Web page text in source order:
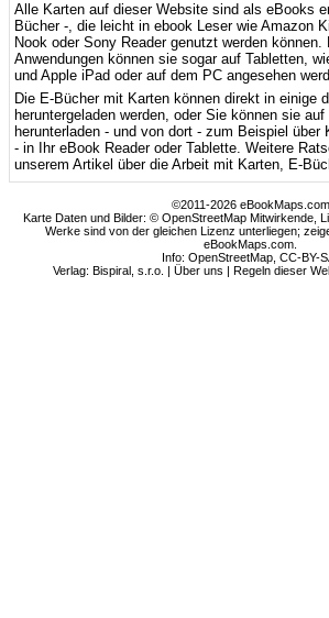
Alle Karten auf dieser Website sind als eBooks
Bücher -, die leicht in ebook Leser wie Amazon
Nook oder Sony Reader genutzt werden
Anwendungen können sie sogar auf Tabletten,
und Apple iPad oder auf dem PC angesehen
Die E-Bücher mit Karten können direkt in einige
heruntergeladen werden, oder Sie können sie
herunterladen - und von dort - zum Beispiel über
- in Ihr eBook Reader oder Tablette. Weitere
unserem Artikel über die Arbeit mit Karten, E-
©2011-2026 eBookMaps.com
Karte Daten und Bilder: © OpenStreetMap Mitwirkende,
Werke sind von der gleichen Lizenz unterliegen;
eBookMaps.com.
Info:OpenStreetMap ,CC-BY-
Verlag: Bispiral, s.r.o. |Über uns |Regeln dieser